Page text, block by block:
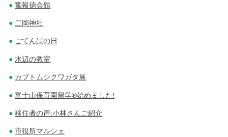
竃報徳会館
二岡神社
ごてんばの日
水辺の教室
カブトムシクワガタ展
富士山保育園留学®始めました!
移住者の声:小林さんご紹介
市役所マルシェ